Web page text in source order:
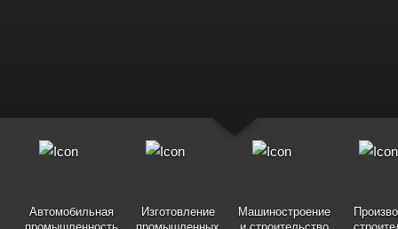
Автомобильная
Изготовление
Машиностроение